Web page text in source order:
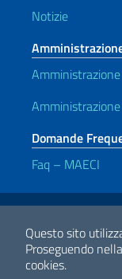
Questo sito
Proseguendo
cookies.
Notizie
Domande
Faq – MAECI
Link Utili